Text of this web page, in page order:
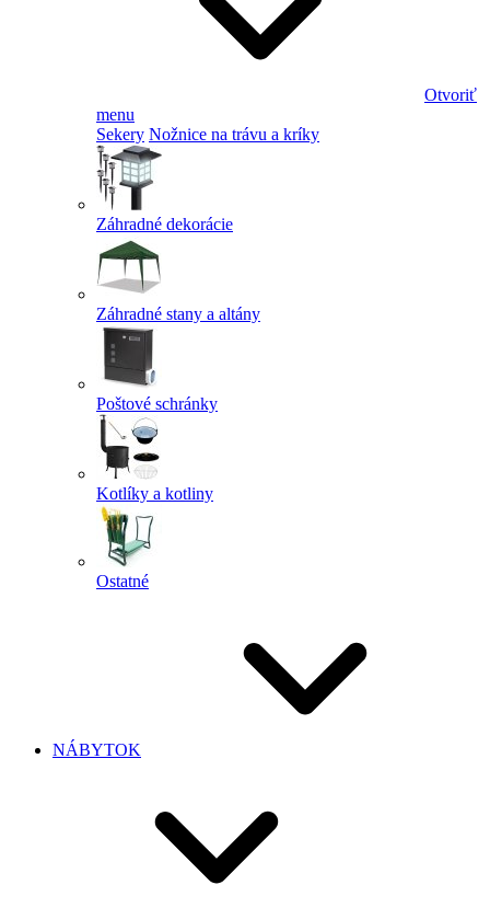
Otvoriť
menu
Sekery Nožnice na trávu a kríky
Záhradné dekorácie
Záhradné stany a altány
Poštové schránky
Kotlíky a kotliny
Ostatné
NÁBYTOK